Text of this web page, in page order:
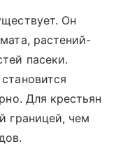
Он
растений-
пасеки.
Для крестьян
границей, чем